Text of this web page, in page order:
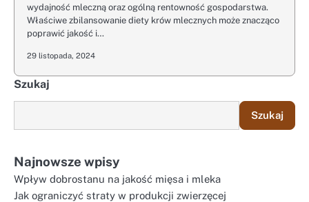
wydajność mleczną oraz ogólną rentowność gospodarstwa.
Właściwe zbilansowanie diety krów mlecznych może znacząco
poprawić jakość i…
29 listopada, 2024
Szukaj
Szukaj
Najnowsze wpisy
Wpływ dobrostanu na jakość mięsa i mleka
Jak ograniczyć straty w produkcji zwierzęcej